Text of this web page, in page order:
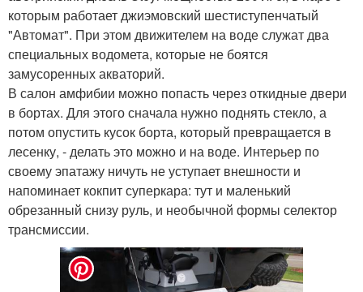
которым работает джиэмовский шестиступенчатый
"Автомат". При этом движителем на воде служат два
специальных водомета, которые не боятся
замусоренных акваторий.
В салон амфибии можно попасть через откидные двери
в бортах. Для этого сначала нужно поднять стекло, а
потом опустить кусок борта, который превращается в
лесенку, - делать это можно и на воде. Интерьер по
своему эпатажу ничуть не уступает внешности и
напоминает кокпит суперкара: тут и маленький
обрезанный снизу руль, и необычной формы селектор
трансмиссии.